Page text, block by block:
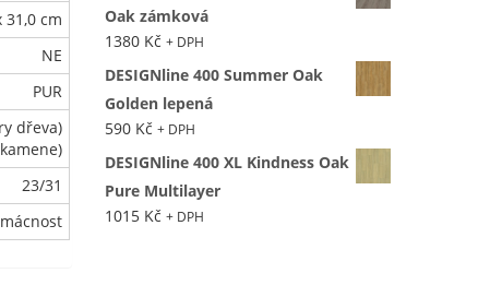
31,0 cm
NE
PUR
dřeva)
23/31
Oak zámková
1380 Kč + DPH
DESIGNline 400 Summer Oak
Golden lepená
590 Kč + DPH
DESIGNline 400 XL Kindness Oak
Pure Multilayer
1015 Kč + DPH